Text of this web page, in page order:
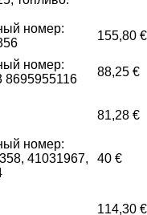
номер:
155,80 €
номер:
8695955116
88,25 €
81,28 €
номер:
41031967,
40 €
114,30 €